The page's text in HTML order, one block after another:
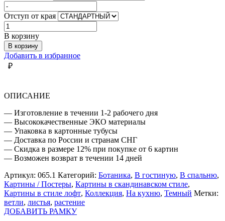
Отступ от края
Количество
товара
ТЕМНЫЕ
ЛИСТЬЯ
В корзину
В корзину
Добавить в избранное
₽
ОПИСАНИЕ
— Изготовление в течении 1-2 рабочего дня
— Высококачественные ЭКО материалы
— Упаковка в картонные тубусы
— Доставка по России и странам СНГ
— Скидка в размере 12% при покупке от 6 картин
— Возможен возврат в течении 14 дней
Артикул: 065.1 Категорий: Ботаника, В гостиную, В спальню,
Картины / Постеры, Картины в скандинавском стиле,
Картины в стиле лофт, Коллекция, На кухню, Темный Метки:
ветли, листья, растение
ДОБАВИТЬ РАМКУ